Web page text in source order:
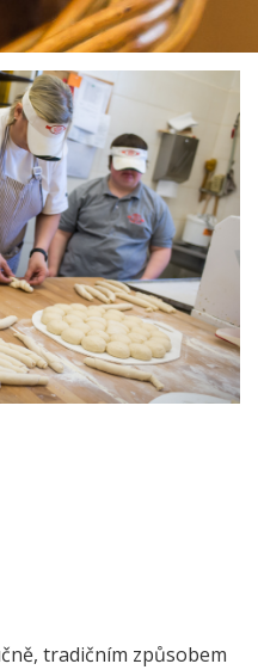
tradičním způsobem